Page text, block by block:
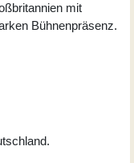
mit
Bühnenpräsenz.